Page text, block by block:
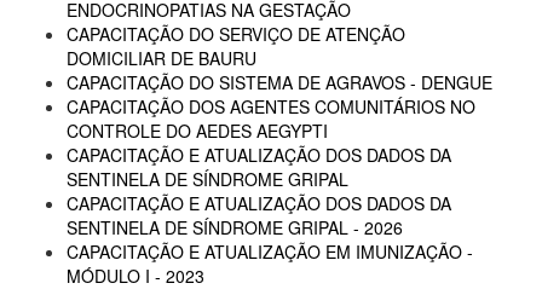
ENDOCRINOPATIAS NA GESTAÇÃO
CAPACITAÇÃO DO SERVIÇO DE ATENÇÃO
DOMICILIAR DE BAURU
CAPACITAÇÃO DO SISTEMA DE AGRAVOS - DENGUE
CAPACITAÇÃO DOS AGENTES COMUNITÁRIOS NO
CONTROLE DO AEDES AEGYPTI
CAPACITAÇÃO E ATUALIZAÇÃO DOS DADOS DA
SENTINELA DE SÍNDROME GRIPAL
CAPACITAÇÃO E ATUALIZAÇÃO DOS DADOS DA
SENTINELA DE SÍNDROME GRIPAL - 2026
CAPACITAÇÃO E ATUALIZAÇÃO EM IMUNIZAÇÃO -
MÓDULO I - 2023